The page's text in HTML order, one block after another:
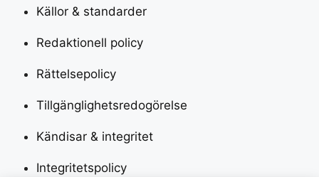
Källor & standarder
Redaktionell policy
Rättelsepolicy
Tillgänglighetsredogörelse
Kändisar & integritet
Integritetspolicy